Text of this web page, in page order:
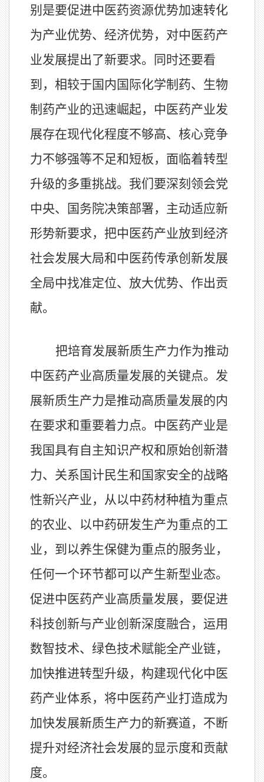
别是要促进中医药资源优势加速转化
为产业优势、经济优势，对中医药产
业发展提出了新要求。同时还要看
到，相较于国内国际化学制药、生物
制药产业的迅速崛起，中医药产业发
展存在现代化程度不够高、核心竞争
力不够强等不足和短板，面临着转型
升级的多重挑战。我们要深刻领会党
中央、国务院决策部署，主动适应新
形势新要求，把中医药产业放到经济
社会发展大局和中医药传承创新发展
全局中找准定位、放大优势、作出贡
献。
把培育发展新质生产力作为推动
中医药产业高质量发展的关键点。发
展新质生产力是推动高质量发展的内
在要求和重要着力点。中医药产业是
我国具有自主知识产权和原始创新潜
力、关系国计民生和国家安全的战略
性新兴产业，从以中药材种植为重点
的农业、以中药研发生产为重点的工
业，到以养生保健为重点的服务业，
任何一个环节都可以产生新型业态。
促进中医药产业高质量发展，要促进
科技创新与产业创新深度融合，运用
数智技术、绿色技术赋能全产业链，
加快推进转型升级，构建现代化中医
药产业体系，将中医药产业打造成为
加快发展新质生产力的新赛道，不断
提升对经济社会发展的显示度和贡献
度。